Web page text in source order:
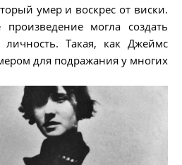
умер и воскрес от виски.
могла создать
личность. Такая, как Джеймс
для подражания у многих